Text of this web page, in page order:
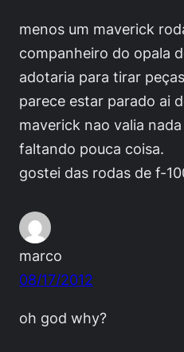
menos um maverick
companheiro do opala
adotaria para tirar
parece estar parado ai
maverick nao valia
faltando pouca coisa.
gostei das rodas de f-
marco
08/17/2012
oh god why?